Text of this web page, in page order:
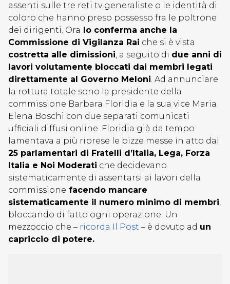
assenti sulle tre reti tv generaliste o le identità di
coloro che hanno preso possesso fra le poltrone
dei dirigenti. Ora lo conferma anche la
Commissione di Vigilanza Rai che si è vista
costretta alle dimissioni, a seguito di due anni di
lavori volutamente bloccati dai membri legati
direttamente al Governo Meloni. Ad annunciare
la rottura totale sono la presidente della
commissione Barbara Floridia e la sua vice Maria
Elena Boschi con due separati comunicati
ufficiali diffusi online. Floridia già da tempo
lamentava a più riprese le bizze messe in atto dai
25 parlamentari di Fratelli d’Italia, Lega, Forza
Italia e Noi Moderati che decidevano
sistematicamente di assentarsi ai lavori della
commissione facendo mancare
sistematicamente il numero minimo di membri,
bloccando di fatto ogni operazione. Un
mezzoccio che – ricorda Il Post – è dovuto ad un
capriccio di potere.